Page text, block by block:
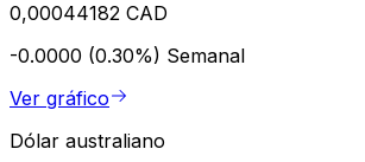
0,00044182 CAD
-0.0000 (0.30%) Semanal
Ver gráfico
Dólar australiano